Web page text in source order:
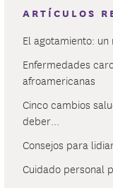
ARTÍCULOS
El agotamiento:
Enfermedades
afroamericanas
Cinco cambios
deber...
Consejos para
Cuidado personal